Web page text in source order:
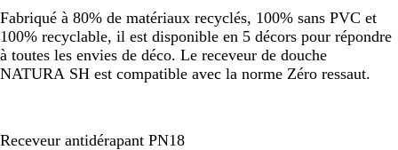
Fabriqué à 80% de matériaux recyclés, 100% sans PVC et
100% recyclable, il est disponible en 5 décors pour répondre
à toutes les envies de déco. Le receveur de douche
NATURA SH est compatible avec la norme Zéro ressaut.
Receveur antidérapant PN18